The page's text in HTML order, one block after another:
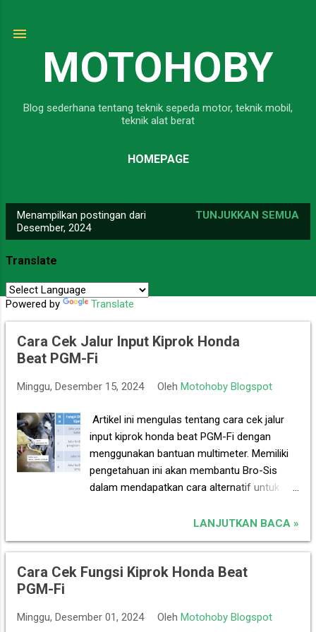
MOTOHOBY
Blog sederhana tentang teknik sepeda motor, teknik mobil,
teknik alat berat
HOMEPAGE
o
s
t
i
n
Menampilkan postingan dari
Desember, 2024
TUNJUKKAN SEMUA
Translate
Powered by Translate
Cara Cek Jalur Input Kiprok Honda
Beat PGM-Fi
Minggu, Desember 15, 2024 Oleh Motohoby Blogspot
Artikel ini mengulas tentang cara cek jalur
input kiprok honda beat PGM-Fi dengan
menggunakan bantuan multimeter. Memiliki
pengetahuan ini akan membantu Bro-Sis
dalam mendapatkan cara alternatif untuk
kiprok honda beat PGM-Fi. Jika hasil
semua OK, tapi tetap tidak terjadi pengisian
pada baterai, maka dapat diartikan bahwa
PGM-Fi 2023. Pengukuran dilakukan pada sisi
LANJUTKAN BACA »
Cara Cek Fungsi Kiprok Honda Beat
PGM-Fi
Minggu, Desember 01, 2024 Oleh Motohoby Blogspot